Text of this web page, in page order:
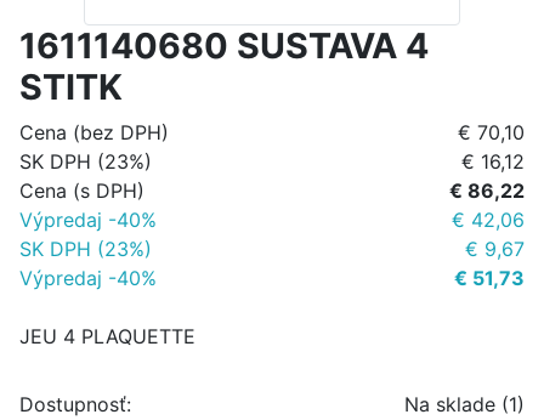
1611140680 SUSTAVA 4
STITK
Cena (bez DPH)
€ 70,10
SK DPH (23%)
€ 16,12
Cena (s DPH)
€ 86,22
Výpredaj -40%
€ 42,06
SK DPH (23%)
€ 9,67
Výpredaj -40%
€ 51,73
JEU 4 PLAQUETTE
Dostupnosť:
Na sklade (1)